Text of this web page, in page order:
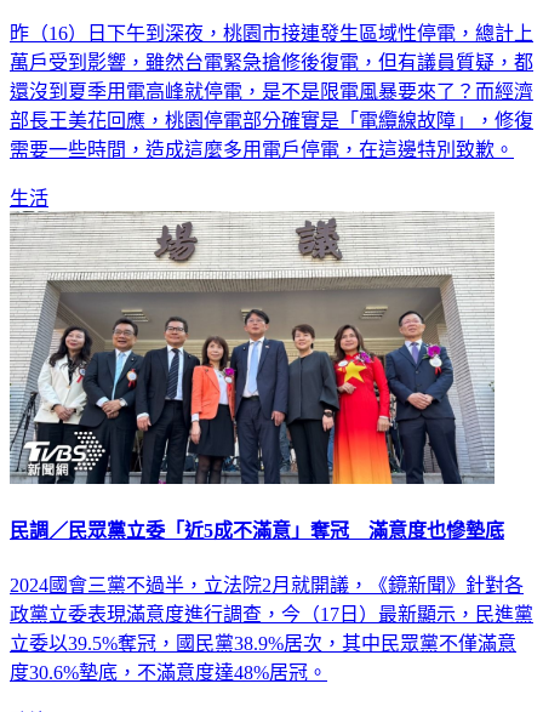
昨（16）日下午到深夜，桃園市接連發生區域性停電，總計上
萬戶受到影響，雖然台電緊急搶修後復電，但有議員質疑，都
還沒到夏季用電高峰就停電，是不是限電風暴要來了？而經濟
部長王美花回應，桃園停電部分確實是「電纜線故障」，修復
生活
2024國會三黨不過半，立法院2月就開議，《鏡新聞》針對各
政黨立委表現滿意度進行調查，今（17日）最新顯示，民進黨
立委以39.5%奪冠，國民黨38.9%居次，其中民眾黨不僅滿意